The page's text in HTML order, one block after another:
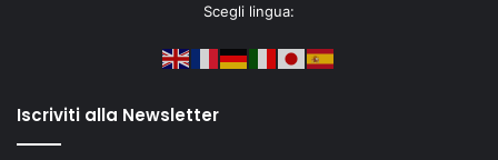
Scegli lingua:
Iscriviti alla Newsletter